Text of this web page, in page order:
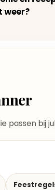
weer?
passen bij